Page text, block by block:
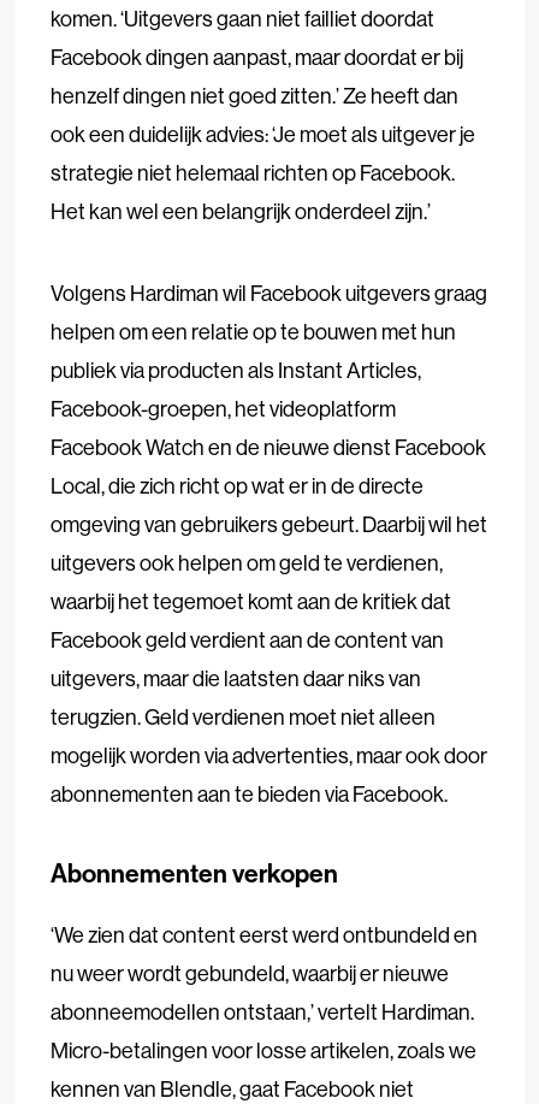
komen. ‘Uitgevers gaan niet failliet doordat
Facebook dingen aanpast, maar doordat er bij
henzelf dingen niet goed zitten.’ Ze heeft dan
ook een duidelijk advies: ‘Je moet als uitgever je
strategie niet helemaal richten op Facebook.
Het kan wel een belangrijk onderdeel zijn.’
Volgens Hardiman wil Facebook uitgevers graag
helpen om een relatie op te bouwen met hun
publiek via producten als Instant Articles,
Facebook-groepen, het videoplatform
Facebook Watch en de nieuwe dienst Facebook
Local, die zich richt op wat er in de directe
omgeving van gebruikers gebeurt. Daarbij wil het
uitgevers ook helpen om geld te verdienen,
waarbij het tegemoet komt aan de kritiek dat
Facebook geld verdient aan de content van
uitgevers, maar die laatsten daar niks van
terugzien. Geld verdienen moet niet alleen
mogelijk worden via advertenties, maar ook door
abonnementen aan te bieden via Facebook.
Abonnementen verkopen
‘We zien dat content eerst werd ontbundeld en
nu weer wordt gebundeld, waarbij er nieuwe
abonneemodellen ontstaan,’ vertelt Hardiman.
Micro-betalingen voor losse artikelen, zoals we
kennen van Blendle, gaat Facebook niet